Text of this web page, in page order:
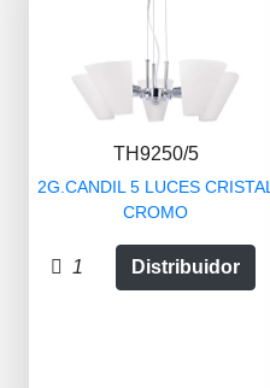
TH9250/5
2G.CANDIL 5 LUCES CRISTAL
CROMO
1 Distribuidor